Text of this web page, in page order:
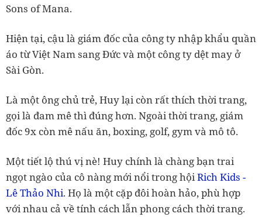
Sons of Mana.
Hiện tại, cậu là giám đốc của công ty nhập khẩu quần
áo từ Việt Nam sang Đức và một công ty dệt may ở
Sài Gòn.
Là một ông chủ trẻ, Huy lại còn rất thích thời trang,
gọi là đam mê thì đúng hơn. Ngoài thời trang, giám
đốc 9x còn mê nấu ăn, boxing, golf, gym và mô tô.
Một tiết lộ thú vị nè! Huy chính là chàng bạn trai
ngọt ngào của cô nàng mới nổi trong hộiRich Kids -
Lê Thảo Nhi. Họ là một cặp đôi hoàn hảo, phù hợp
với nhau cả về tính cách lẫn phong cách thời trang.